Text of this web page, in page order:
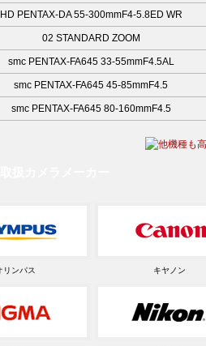
HD PENTAX-DA 55-300mmF4-5.8ED WR
02 STANDARD ZOOM
smc PENTAX-FA645 33-55mmF4.5AL
smc PENTAX-FA645 45-85mmF4.5
smc PENTAX-FA645 80-160mmF4.5
リンパス キヤノン